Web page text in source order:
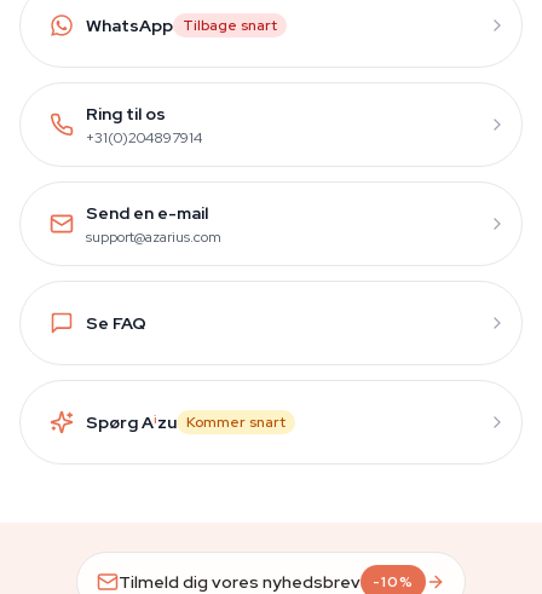
WhatsApp Tilbage snart
Ring til os
+31(0)204897914
Send en e-mail
support@azarius.com
Se FAQ
Spørg Aizu Kommer snart
Tilmeld dig vores nyhedsbrev -10%